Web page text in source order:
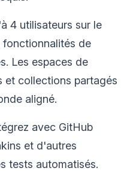
4 utilisateurs sur le
de
Les espaces de
et collections partagés
aligné.
avec GitHub
et d'autres
tests automatisés.